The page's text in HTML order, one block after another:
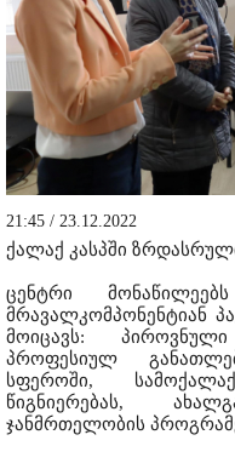
21:45 / 23.12.2022
ქალაქ კასპში
ცენტრი
მრავალკომპონენტიან
მოიცავს:
პროფესიულ
სფეროში,
წიგნიერებას,
ჯანმრთელობის